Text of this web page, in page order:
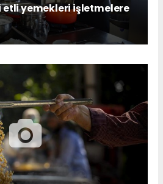
etli yemekleri işletmelere